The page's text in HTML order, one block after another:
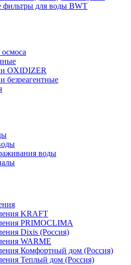
для воды BWT
OXIDIZER
безреагентные
воды
KRAFT
PRIMOCLIMA
Dixis (Россия)
WARME
Комфортный дом (Россия)
Теплый дом (Россия)